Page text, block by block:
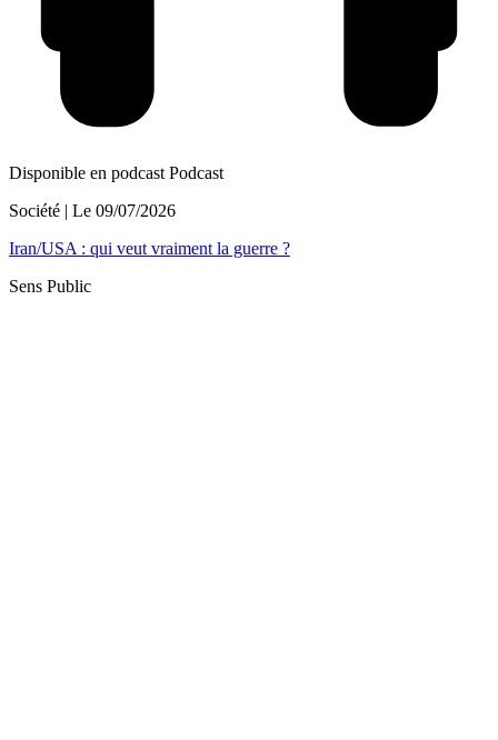
Disponible en podcast Podcast
Société | Le 09/07/2026
Iran/USA : qui veut vraiment la guerre ?
Sens Public